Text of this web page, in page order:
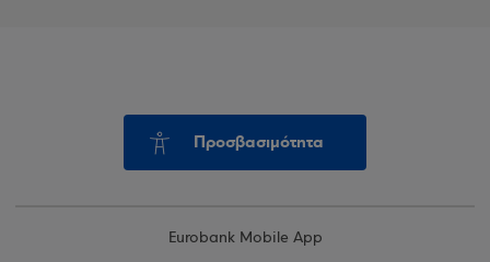
Προσβασιμότητα
Eurobank Mobile App